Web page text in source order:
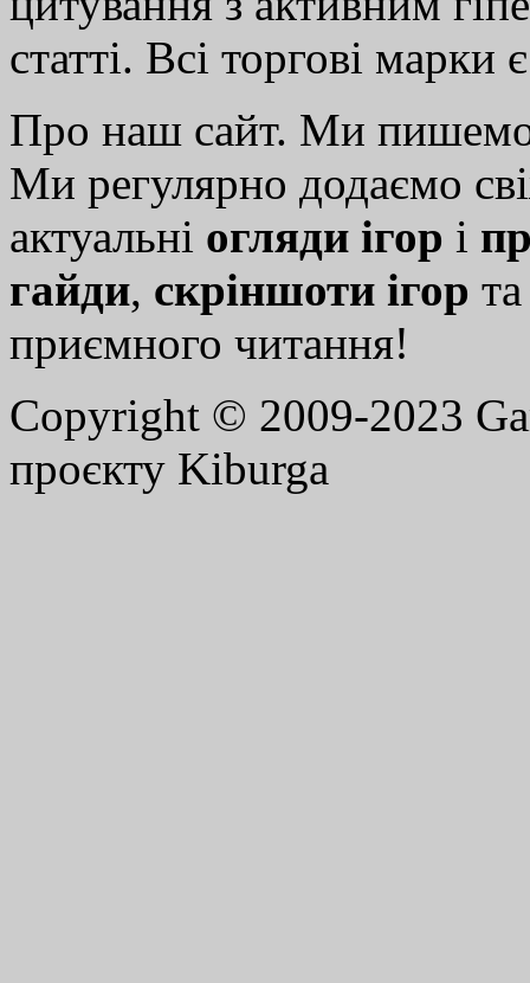
статті. Всі торгові марки
Про наш сайт. Ми
Ми регулярно додаємо
актуальні огляди ігор і
гайди, скріншоти ігор
приємного читання!
Copyright © 2009-2023
проєкту Kiburga